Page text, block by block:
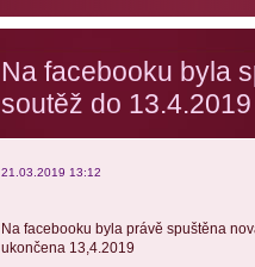
Na facebooku byla
soutěž do 13.4.2019
21.03.2019 13:12
Na facebooku byla právě spuštěna
ukončena 13,4.2019